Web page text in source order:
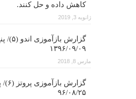
کاهش داده و حل کنند.
ژانویه 3, 2019
گزارش
۱۳۹۶/۰۹/۰۹
مارس 8, 2018
گزارش
۹۶/۰۸/۲۵